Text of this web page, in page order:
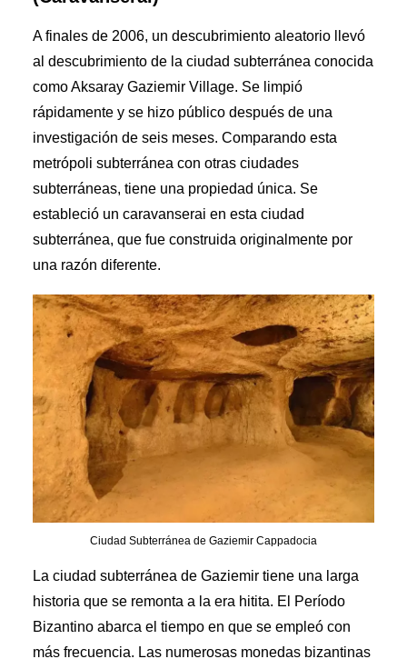
A finales de 2006, un descubrimiento aleatorio llevó
al descubrimiento de la ciudad subterránea conocida
como Aksaray Gaziemir Village. Se limpió
rápidamente y se hizo público después de una
investigación de seis meses. Comparando esta
metrópoli subterránea con otras ciudades
subterráneas, tiene una propiedad única. Se
estableció un caravanserai en esta ciudad
subterránea, que fue construida originalmente por
una razón diferente.
Ciudad Subterránea de Gaziemir Cappadocia
La ciudad subterránea de Gaziemir tiene una larga
historia que se remonta a la era hitita. El Período
Bizantino abarca el tiempo en que se empleó con
más frecuencia. Las numerosas monedas bizantinas